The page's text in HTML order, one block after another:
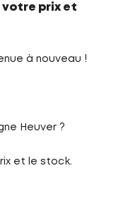
votre prix et
à nouveau !
Heuver ?
et le stock.